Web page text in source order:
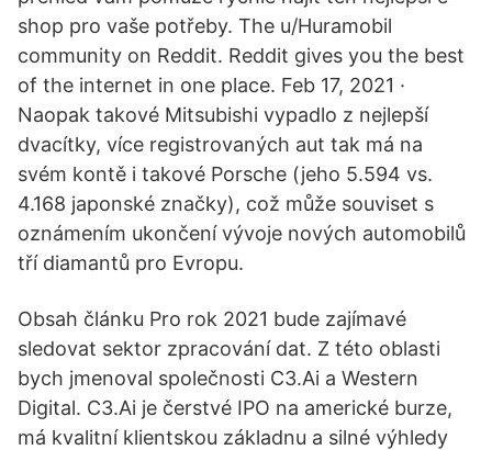
shop pro vaše potřeby. The u/Huramobil
community on Reddit. Reddit gives you the best
of the internet in one place. Feb 17, 2021 ·
Naopak takové Mitsubishi vypadlo z nejlepší
dvacítky, více registrovaných aut tak má na
svém kontě i takové Porsche (jeho 5.594 vs.
4.168 japonské značky), což může souviset s
oznámením ukončení vývoje nových automobilů
tří diamantů pro Evropu.
Obsah článku Pro rok 2021 bude zajímavé
sledovat sektor zpracování dat. Z této oblasti
bych jmenoval společnosti C3.Ai a Western
Digital. C3.Ai je čerstvé IPO na americké burze,
má kvalitní klientskou základnu a silné výhledy